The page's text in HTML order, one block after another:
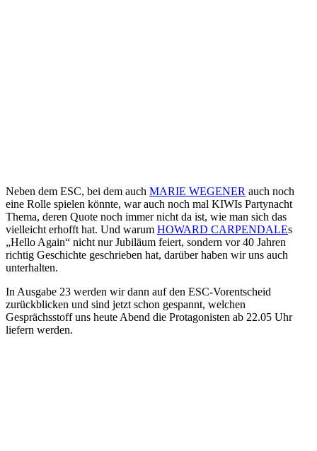
Neben dem ESC, bei dem auch MARIE WEGENER auch noch
eine Rolle spielen könnte, war auch noch mal KIWIs Partynacht
Thema, deren Quote noch immer nicht da ist, wie man sich das
vielleicht erhofft hat. Und warum HOWARD CARPENDALEs
„Hello Again“ nicht nur Jubiläum feiert, sondern vor 40 Jahren
richtig Geschichte geschrieben hat, darüber haben wir uns auch
unterhalten.
In Ausgabe 23 werden wir dann auf den ESC-Vorentscheid
zurückblicken und sind jetzt schon gespannt, welchen
Gesprächsstoff uns heute Abend die Protagonisten ab 22.05 Uhr
liefern werden.